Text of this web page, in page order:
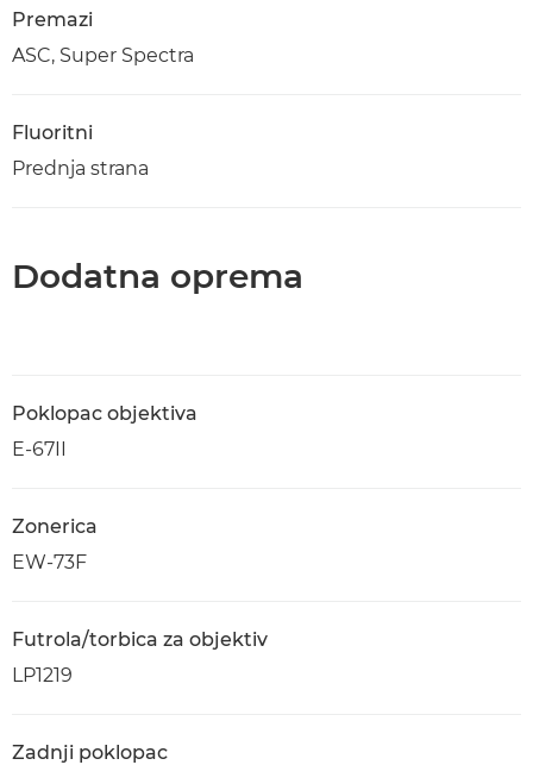
Premazi
ASC, Super Spectra
Fluoritni
Prednja strana
Dodatna oprema
Poklopac objektiva
E-67II
Zonerica
EW-73F
Futrola/torbica za objektiv
LP1219
Zadnji poklopac